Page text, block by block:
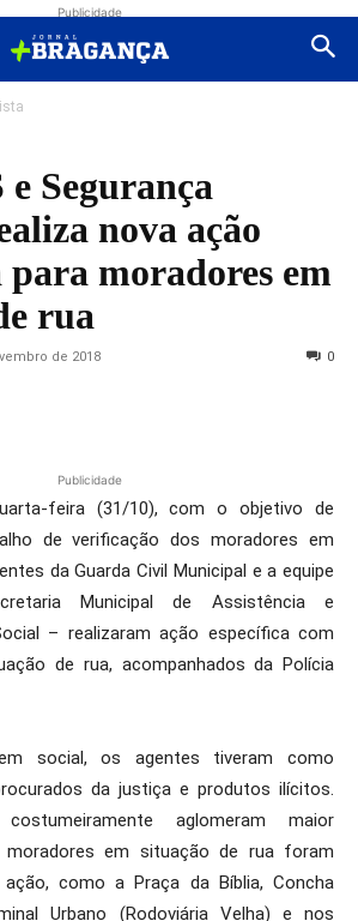
Publicidade
Segurança
nova ação
para moradores em
rua
de 2018 0
Publicidade
feira (31/10), com o objetivo de
de verificação dos moradores em
da Guarda Civil Municipal e a equipe
Municipal de Assistência e
– realizaram ação específica com
de rua, acompanhados da Polícia
social, os agentes tiveram como
da justiça e produtos ilícitos.
aglomeram maior
moradores em situação de rua foram
como a Praça da Bíblia, Concha
Urbano (Rodoviária Velha) e nos